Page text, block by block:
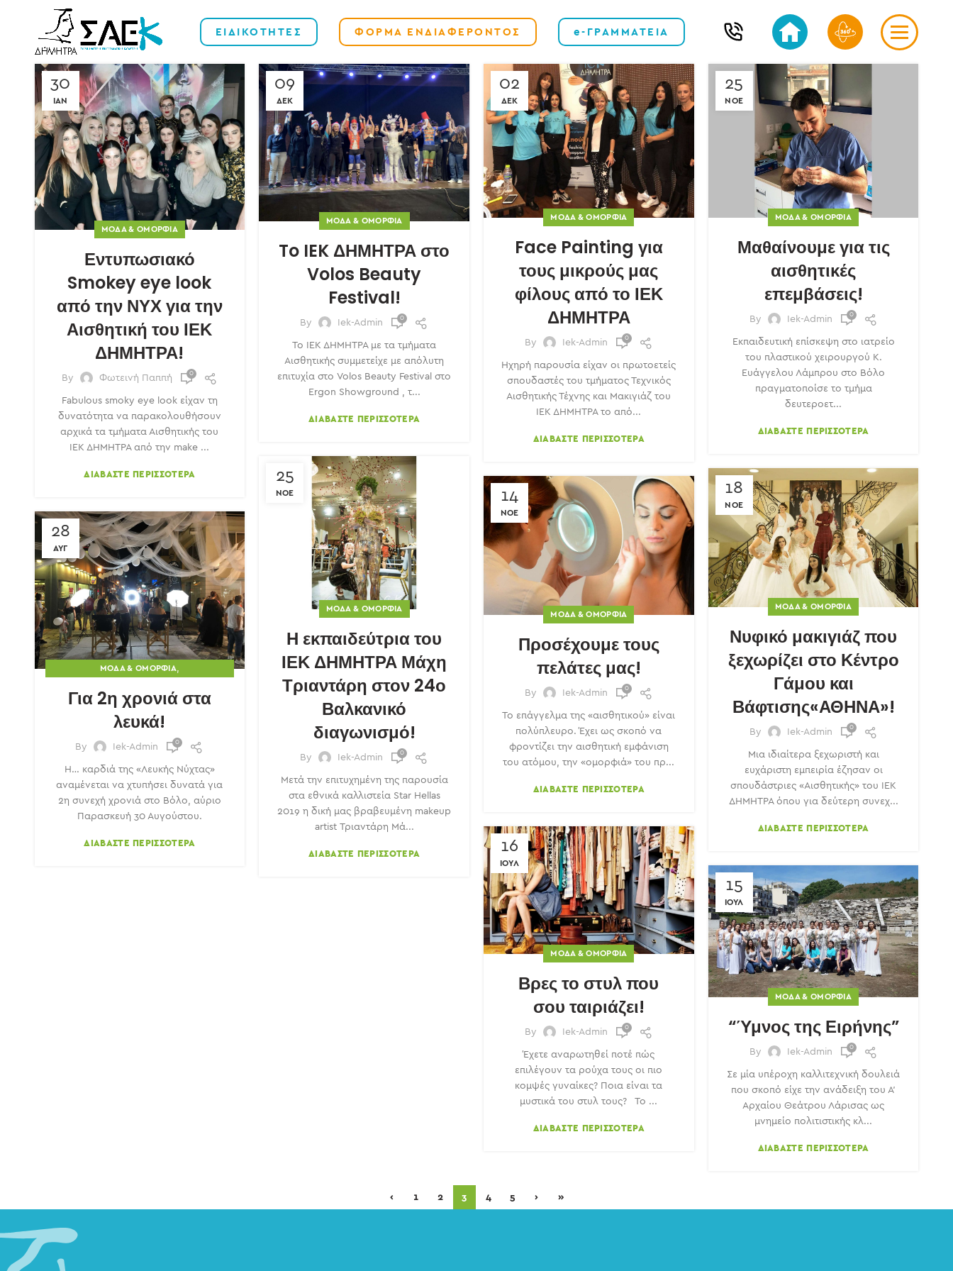
ΕΙΔΙΚΟΤΗΤΕΣ ΦΟΡΜΑ ΕΝΔΙΑΦΕΡΟΝΤΟΣ e-ΓΡΑΜΜΑΤΕΙΑ
30
ΙΑΝ
ΜΌΔΑ & ΟΜΟΡΦΙΆ
Εντυπωσιακό
Smokey eye look
από την ΝΥΧ για την
Αισθητική του ΙΕΚ
ΔΗΜΗΤΡΑ!
By Φωτεινή Παππή 0
Fabulous smoky eye look είχαν τη
δυνατότητα να παρακολουθήσουν
αρχικά τα τμήματα Αισθητικής του
ΙΕΚ ΔΗΜΗΤΡΑ από την make ...
ΔΙΑΒΆΣΤΕ ΠΕΡΙΣΣΌΤΕΡΑ
09
ΔΕΚ
ΜΌΔΑ & ΟΜΟΡΦΙΆ
To IEK ΔΗΜΗΤΡΑ στο
Volos Beauty
Festival!
By Iek-Admin 0
To ΙΕΚ ΔΗΜΗΤΡΑ με τα τμήματα
Αισθητικής συμμετείχε με απόλυτη
επιτυχία στο Volos Beauty Festival στο
Ergon Showground , τ...
ΔΙΑΒΆΣΤΕ ΠΕΡΙΣΣΌΤΕΡΑ
02
ΔΕΚ
ΜΌΔΑ & ΟΜΟΡΦΙΆ
Face Painting για
τους μικρούς μας
φίλους από το ΙΕΚ
ΔΗΜΗΤΡΑ
By Iek-Admin 0
Ηχηρή παρουσία είχαν οι πρωτοετείς
σπουδαστές του τμήματος Τεχνικός
Αισθητικής Τέχνης και Μακιγιάζ του
ΙΕΚ ΔΗΜΗΤΡΑ το από...
ΔΙΑΒΆΣΤΕ ΠΕΡΙΣΣΌΤΕΡΑ
25
ΝΟΈ
ΜΌΔΑ & ΟΜΟΡΦΙΆ
Μαθαίνουμε για τις
αισθητικές
επεμβάσεις!
By Iek-Admin 0
Εκπαιδευτική επίσκεψη στο ιατρείο
του πλαστικού χειρουργού Κ.
Ευάγγελου Λάμπρου στο Βόλο
πραγματοποίσε το τμήμα
δευτεροετ...
ΔΙΑΒΆΣΤΕ ΠΕΡΙΣΣΌΤΕΡΑ
25
ΝΟΈ
ΜΌΔΑ & ΟΜΟΡΦΙΆ
Η εκπαιδεύτρια του
ΙΕΚ ΔΗΜΗΤΡΑ Μάχη
Τριαντάρη στον 24ο
Βαλκανικό
διαγωνισμό!
By Iek-Admin 0
Μετά την επιτυχημένη της παρουσία
στα εθνικά καλλιστεία Star Hellas
2019 η δική μας βραβευμένη makeup
artist Τριαντάρη Μά...
ΔΙΑΒΆΣΤΕ ΠΕΡΙΣΣΌΤΕΡΑ
18
ΝΟΈ
ΜΌΔΑ & ΟΜΟΡΦΙΆ
Νυφικό μακιγιάζ που
ξεχωρίζει στο Κέντρο
Γάμου και
Βάφτισης«ΑΘΗΝΑ»!
By Iek-Admin 0
Μια ιδιαίτερα ξεχωριστή και
ευχάριστη εμπειρία έζησαν οι
σπουδάστριες «Αισθητικής» του ΙΕΚ
ΔΗΜΗΤΡΑ όπου για δεύτερη συνεχ...
ΔΙΑΒΆΣΤΕ ΠΕΡΙΣΣΌΤΕΡΑ
14
ΝΟΈ
ΜΌΔΑ & ΟΜΟΡΦΙΆ
Προσέχουμε τους
πελάτες μας!
By Iek-Admin 0
Το επάγγελμα της «αισθητικού» είναι
πολύπλευρο. Έχει ως σκοπό να
φροντίζει την αισθητική εμφάνιση
του ατόμου, την «ομορφιά» του πρ...
ΔΙΑΒΆΣΤΕ ΠΕΡΙΣΣΌΤΕΡΑ
28
ΑΥΓ
ΜΌΔΑ & ΟΜΟΡΦΙΆ,
Για 2η χρονιά στα
λευκά!
By Iek-Admin 0
Η… καρδιά της «Λευκής Νύχτας»
αναμένεται να χτυπήσει δυνατά για
2η συνεχή χρονιά στο Βόλο, αύριο
Παρασκευή 30 Αυγούστου.
ΔΙΑΒΆΣΤΕ ΠΕΡΙΣΣΌΤΕΡΑ 16
ΙΟΎΛ
ΜΌΔΑ & ΟΜΟΡΦΙΆ
Βρες το στυλ που
σου ταιριάζει!
By Iek-Admin 0
Έχετε αναρωτηθεί ποτέ πώς
επιλέγουν τα ρούχα τους οι πιο
κομψές γυναίκες? Ποια είναι τα
μυστικά του στυλ τους? Το ...
ΔΙΑΒΆΣΤΕ ΠΕΡΙΣΣΌΤΕΡΑ
15
ΙΟΎΛ
ΜΌΔΑ & ΟΜΟΡΦΙΆ
“Ύμνος της Ειρήνης”
By Iek-Admin 0
Σε μία υπέροχη καλλιτεχνική δουλειά
που σκοπό είχε την ανάδειξη του Α'
Αρχαίου Θεάτρου Λάρισας ως
μνημείο πολιτιστικής κλ...
ΔΙΑΒΆΣΤΕ ΠΕΡΙΣΣΌΤΕΡΑ
‹ 1 2 3 4 5 › »